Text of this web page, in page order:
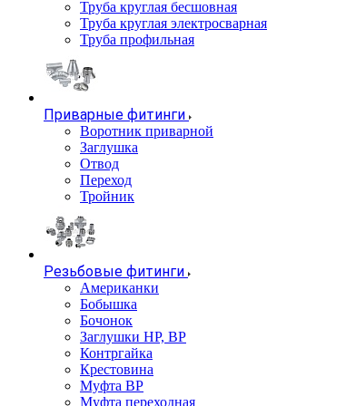
Труба круглая бесшовная
Труба круглая электросварная
Труба профильная
Приварные фитинги
Воротник приварной
Заглушка
Отвод
Переход
Тройник
Резьбовые фитинги
Американки
Бобышка
Бочонок
Заглушки НР, ВР
Контргайка
Крестовина
Муфта ВР
Муфта переходная